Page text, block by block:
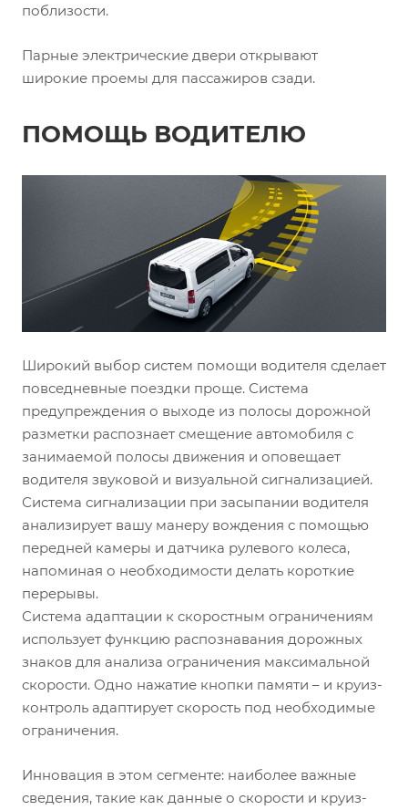
поблизости.
Парные электрические двери открывают
широкие проемы для пассажиров сзади.
ПОМОЩЬ ВОДИТЕЛЮ
Широкий выбор систем помощи водителя сделает
повседневные поездки проще. Система
предупреждения о выходе из полосы дорожной
разметки распознает смещение автомобиля с
занимаемой полосы движения и оповещает
водителя звуковой и визуальной сигнализацией.
Система сигнализации при засыпании водителя
анализирует вашу манеру вождения с помощью
передней камеры и датчика рулевого колеса,
напоминая о необходимости делать короткие
перерывы.
Система адаптации к скоростным ограничениям
использует функцию распознавания дорожных
знаков для анализа ограничения максимальной
скорости. Одно нажатие кнопки памяти – и круиз-
контроль адаптирует скорость под необходимые
ограничения.
Инновация в этом сегменте: наиболее важные
сведения, такие как данные о скорости и круиз-